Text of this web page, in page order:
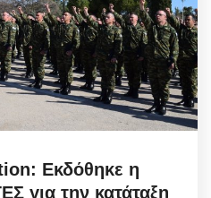
Εκδόθηκε η
για την κατάταξη